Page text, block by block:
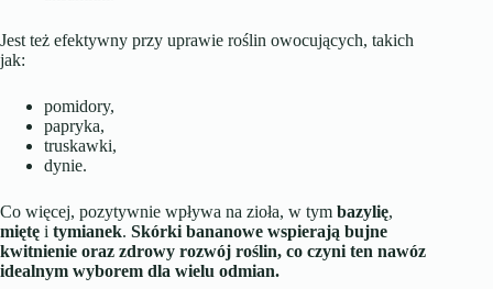
Jest też efektywny przy uprawie roślin owocujących, takich
jak:
pomidory,
papryka,
truskawki,
dynie.
Co więcej, pozytywnie wpływa na zioła, w tym bazylię,
miętę i tymianek. Skórki bananowe wspierają bujne
kwitnienie oraz zdrowy rozwój roślin, co czyni ten nawóz
idealnym wyborem dla wielu odmian.